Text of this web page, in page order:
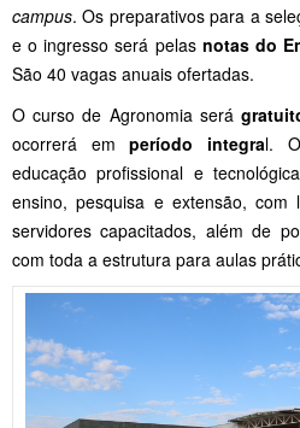
campus. Os preparativos para a
e o ingresso será pelas notas do
São 40 vagas anuais ofertadas.
O curso de Agronomia será
ocorrerá emperíodo integral.
educação profissional e
ensino, pesquisa e extensão, com
servidores capacitados, além de
com toda a estrutura para aulas